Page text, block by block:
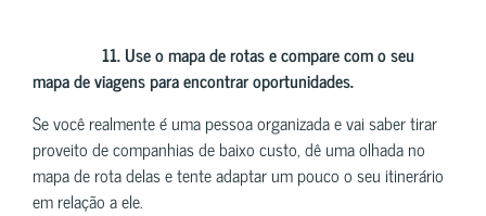
11.Use o mapa de rotas e compare com o seu
mapa de viagens para encontrar oportunidades.
Se você realmente é uma pessoa organizada e vai saber tirar
proveito de companhias de baixo custo, dê uma olhada no
mapa de rota delas e tente adaptar um pouco o seu itinerário
em relação a ele.